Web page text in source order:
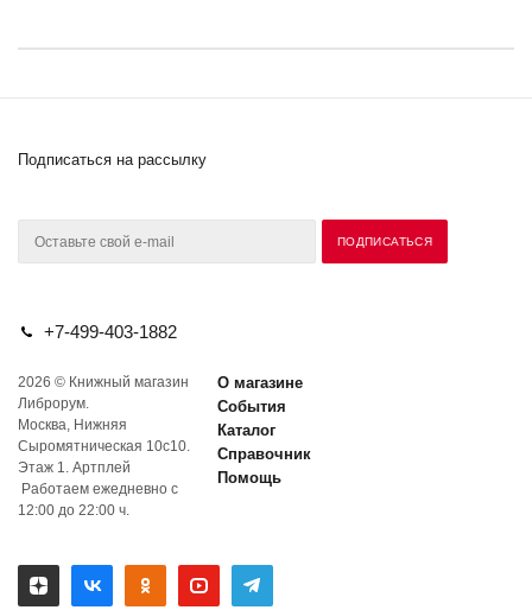
Подписаться на рассылку
+7-499-403-1882
2026 © Книжный магазин
Либрорум.
Москва, Нижняя
Сыромятническая 10с10.
Этаж 1. Артплей
Работаем ежедневно с
12:00 до 22:00 ч.
О магазине
События
Каталог
Справочник
Помощь